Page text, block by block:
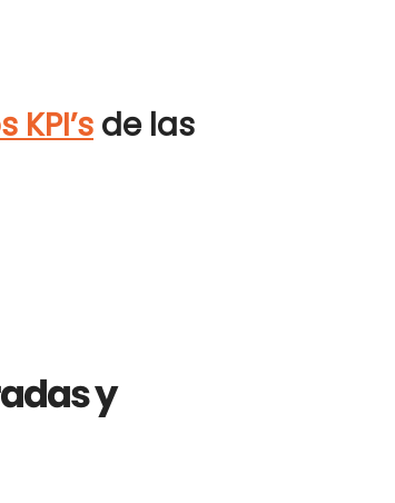
de las
y